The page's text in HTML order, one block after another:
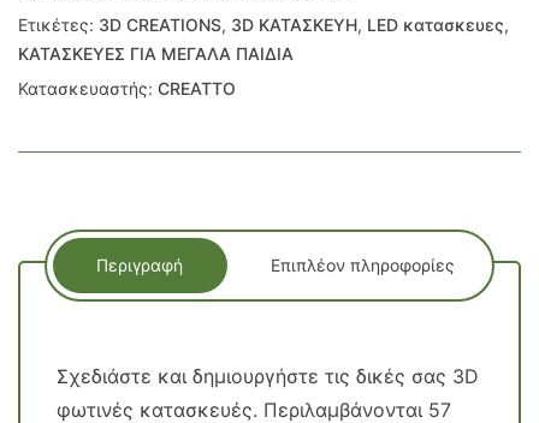
Ετικέτες: 3D CREATIONS, 3D ΚΑΤΑΣΚΕΥΗ, LED κατασκευες,
ΚΑΤΑΣΚΕΥΕΣ ΓΙΑ ΜΕΓΑΛΑ ΠΑΙΔΙΑ
Κατασκευαστής: CREATTO
Περιγραφή Επιπλέον πληροφορίες
Σχεδιάστε και δημιουργήστε τις δικές σας 3D
φωτινές κατασκευές. Περιλαμβάνονται 57